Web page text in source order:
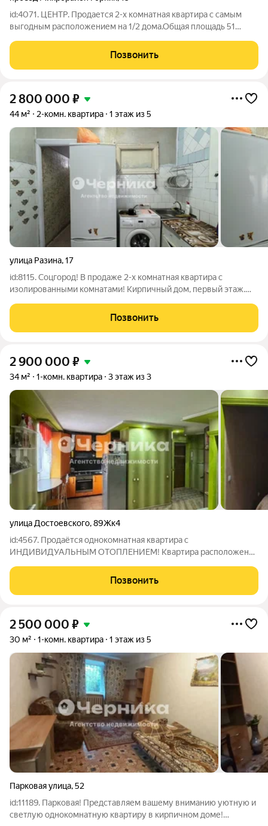
id:4071. ЦЕНТР. Продается 2-х комнатная квартира с самым
выгодным расположением на 1/2 дома.Общая площадь 51
тихом уголке, и окна квартиры выходят во двор, что
обеспечивает спокойствие и
Позвонить
2 800 000 ₽
44 м² 2-комн. квартира 1 этаж из 5
улица Разина,17
id:8115. Соцгород! В продаже 2-х комнатная квартира с
изолированными комнатами! Кирпичный дом, первый этаж.
Окна м/п, санузел раздельный Состояние жилое, можно зайти
и жить, м/пл. она, с/у
Позвонить
2 900 000 ₽
34 м² 1-комн. квартира 3 этаж из 3
улица Достоевского,89Жк4
id:4567. Продаётся однокомнатная квартира с
ИНДИВИДУАЛЬНЫМ ОТОПЛЕНИЕМ! Квартира расположена
постройки. Был произведен капитальный евроремонт.
Дополнительных вложений квартира не требует. Тёплый
Позвонить
2 500 000 ₽
30 м² 1-комн. квартира 1 этаж из 5
Парковая улица,52
id:11189. Парковая! Представляем вашему вниманию уютную и
светлую однокомнатную квартиру в кирпичном доме!